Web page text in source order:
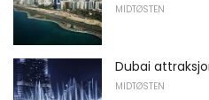
MIDTØSTEN
Dubai
MIDTØSTEN